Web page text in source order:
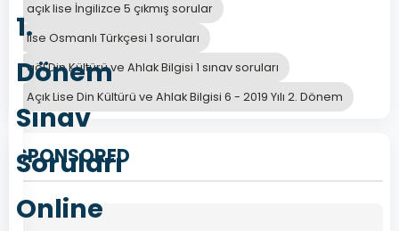
1.
Dönem
Sınav
Soruları
Online
açık lise İngilizce 5 çıkmış sorular
lise Osmanlı Türkçesi 1 soruları
aöl Din Kültürü ve Ahlak Bilgisi 1 sınav soruları
Açık Lise Din Kültürü ve Ahlak Bilgisi 6 - 2019 Yılı 2. Dönem
SPONSORED